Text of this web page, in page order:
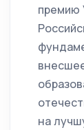
премию
на